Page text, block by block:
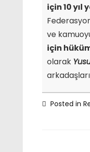
için 10 yıl
ve
için
olarak
Posted in